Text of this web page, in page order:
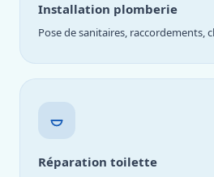
Installation plomberie
Pose de sanitaires, raccordements,
Réparation toilette